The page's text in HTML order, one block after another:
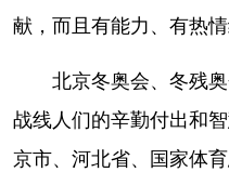
山东 河南
四川 贵州
陕西 甘肃
献，而且有能力、有热
北京冬奥会、冬残奥
战线人们的辛勤付出和
京市、河北省、国家体